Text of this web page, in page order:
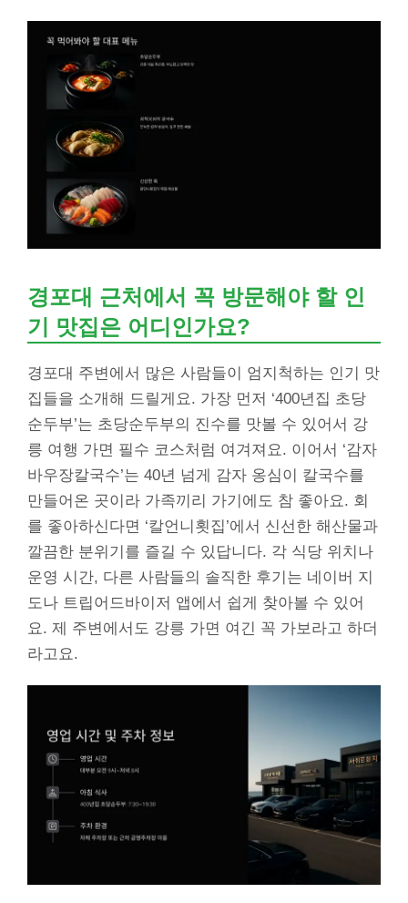
경포대 근처에서 꼭 방문해야 할 인
기 맛집은 어디인가요?
경포대 주변에서 많은 사람들이 엄지척하는 인기 맛
집들을 소개해 드릴게요. 가장 먼저 ‘400년집 초당
순두부’는 초당순두부의 진수를 맛볼 수 있어서 강
릉 여행 가면 필수 코스처럼 여겨져요. 이어서 ‘감자
바우장칼국수’는 40년 넘게 감자 옹심이 칼국수를
만들어온 곳이라 가족끼리 가기에도 참 좋아요. 회
를 좋아하신다면 ‘칼언니횟집’에서 신선한 해산물과
깔끔한 분위기를 즐길 수 있답니다. 각 식당 위치나
운영 시간, 다른 사람들의 솔직한 후기는 네이버 지
도나 트립어드바이저 앱에서 쉽게 찾아볼 수 있어
요. 제 주변에서도 강릉 가면 여긴 꼭 가보라고 하더
라고요.